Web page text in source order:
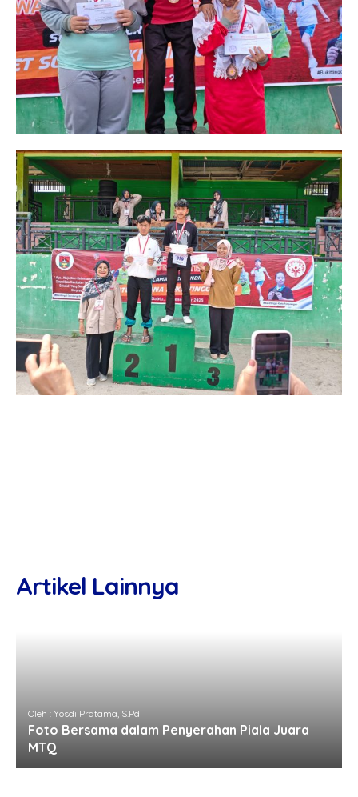
Artikel Lainnya
Oleh : Yosdi Pratama, S.Pd
Foto Bersama dalam Penyerahan Piala Juara
MTQ